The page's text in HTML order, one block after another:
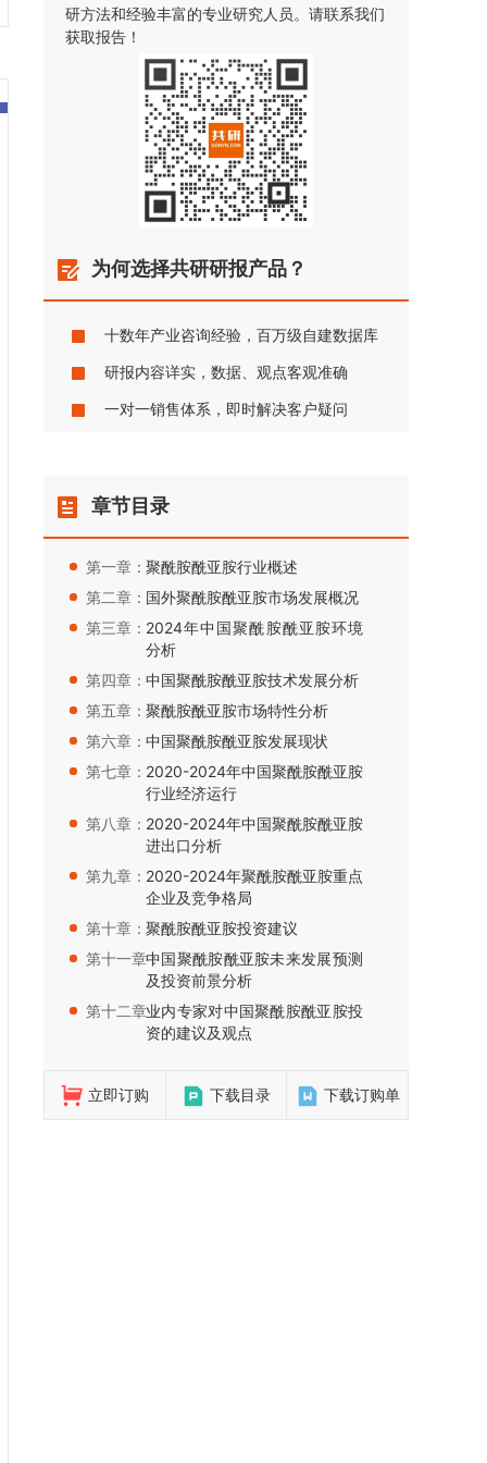
研方法和经验丰富的专业研究人员。请联系我们
获取报告！
为何选择共研研报产品？
十数年产业咨询经验，百万级自建数据库
研报内容详实，数据、观点客观准确
一对一销售体系，即时解决客户疑问
章节目录
第一章：聚酰胺酰亚胺行业概述
第二章： 国外聚酰胺酰亚胺市场发展概况
第三章： 2024年中国聚酰胺酰亚胺环境
分析
第四章：中国聚酰胺酰亚胺技术发展分析
第五章：聚酰胺酰亚胺市场特性分析
第六章：中国聚酰胺酰亚胺发展现状
第七章： 2020-2024年中国聚酰胺酰亚胺
行业经济运行
第八章： 2020-2024年中国聚酰胺酰亚胺
进出口分析
第九章： 2020-2024年聚酰胺酰亚胺重点
企业及竞争格局
第十章：聚酰胺酰亚胺投资建议
第十一章：中国聚酰胺酰亚胺未来发展预测
及投资前景分析
第十二章：业内专家对中国聚酰胺酰亚胺投
资的建议及观点
立即订购 下载目录 下载订购单